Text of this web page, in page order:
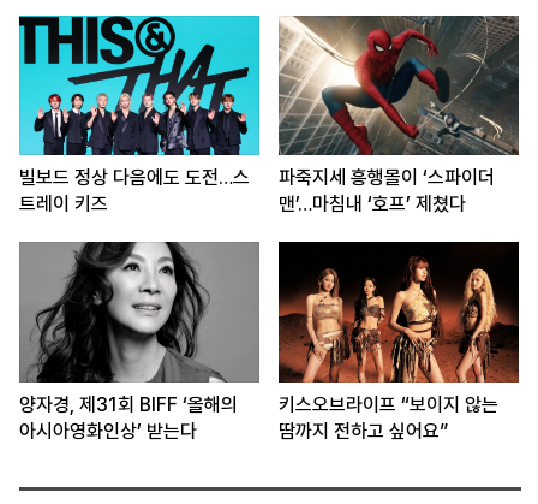
빌보드 정상 다음에도 도전…스
트레이 키즈
파죽지세 흥행몰이 ‘스파이더
맨’…마침내 ‘호프’ 제쳤다
양자경, 제31회 BIFF ‘올해의
아시아영화인상’ 받는다
키스오브라이프 “보이지 않는
땀까지 전하고 싶어요”